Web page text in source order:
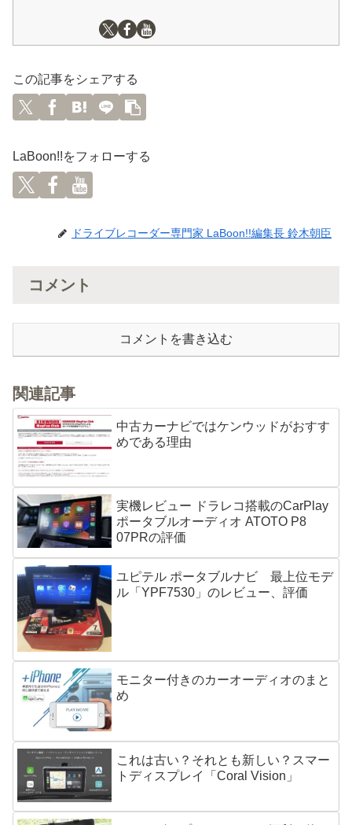
この記事をシェアする
LaBoon!!をフォローする
ドライブレコーダー専門家 LaBoon!!編集長 鈴木朝臣
コメント
コメントを書き込む
関連記事
中古カーナビではケンウッドがおすす
めである理由
実機レビュー ドラレコ搭載のCarPlay
ポータブルオーディオ ATOTO P8
07PRの評価
ユピテル ポータブルナビ 最上位モデ
ル「YPF7530」のレビュー、評価
モニター付きのカーオーディオのまと
め
これは古い？それとも新しい？スマー
トディスプレイ「Coral Vision」